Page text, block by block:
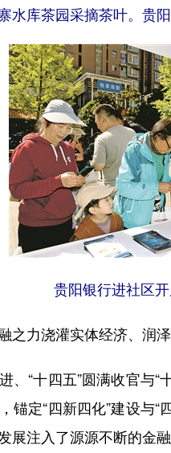
水库茶园采摘茶叶。贵
贵阳银行进社区开
力浇灌实体经济、润泽
“十四五”圆满收官与“
锚定“四新四化”建设与
注入了源源不断的金融